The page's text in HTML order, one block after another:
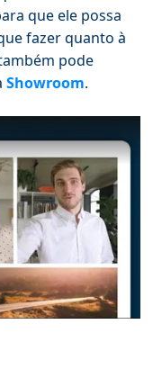
que ele possa
fazer quanto à
pode
Showroom.